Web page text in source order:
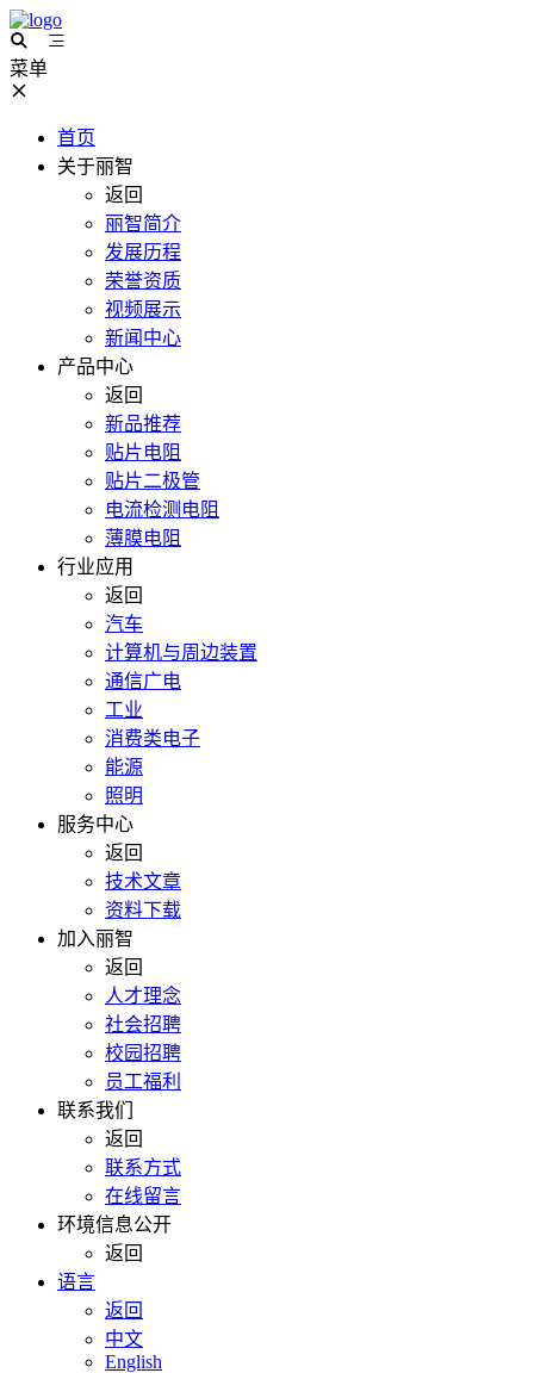
菜单
首页
关于丽智
返回
丽智简介
发展历程
荣誉资质
视频展示
新闻中心
产品中心
返回
新品推荐
贴片电阻
贴片二极管
电流检测电阻
薄膜电阻
行业应用
返回
汽车
计算机与周边装置
通信广电
工业
消费类电子
能源
照明
服务中心
返回
技术文章
资料下载
加入丽智
返回
人才理念
社会招聘
校园招聘
员工福利
联系我们
返回
联系方式
在线留言
环境信息公开
返回
语言
返回
中文
English